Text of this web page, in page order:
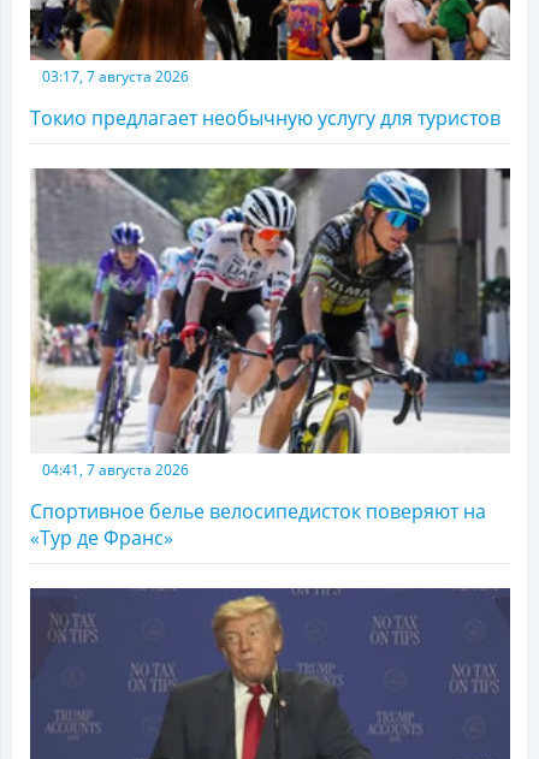
03:17, 7 августа 2026
Токио предлагает необычную услугу для туристов
04:41, 7 августа 2026
Спортивное белье велосипедисток поверяют на
«Тур де Франс»